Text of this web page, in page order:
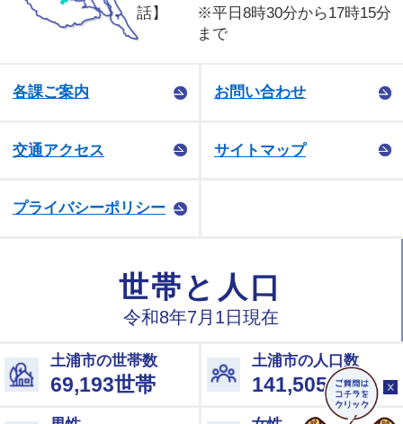
話】
※平日8時30分から17時15分
まで
各課ご案内 お問い合わせ
交通アクセス サイトマップ
プライバシーポリシー